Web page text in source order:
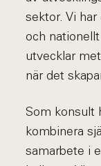
sektor. Vi
och
utvecklar
när det
Som konsult
kombinera
samarbete i